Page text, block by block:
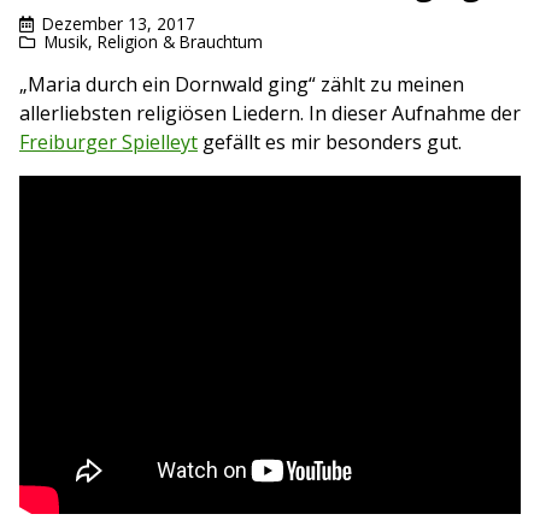
Dezember 13, 2017
Musik, Religion & Brauchtum
„Maria durch ein Dornwald ging“ zählt zu meinen
allerliebsten religiösen Liedern. In dieser Aufnahme der
Freiburger Spielleyt gefällt es mir besonders gut.